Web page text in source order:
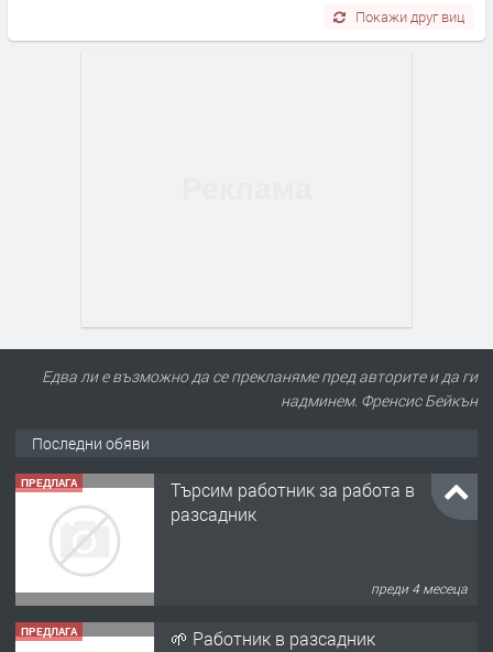
Покажи друг виц
Едва ли е възможно да се прекланяме пред авторите и да ги
надминем. Френсис Бейкън
Последни обяви
ПРЕДЛАГА
Търсим работник за работа в
разсадник
преди 4 месеца
ПРЕДЛАГА 🌱 Работник в разсадник